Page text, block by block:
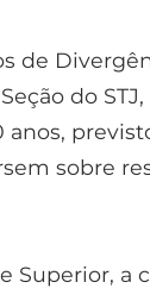
de
Seção do
anos,
sobre
Superior, a